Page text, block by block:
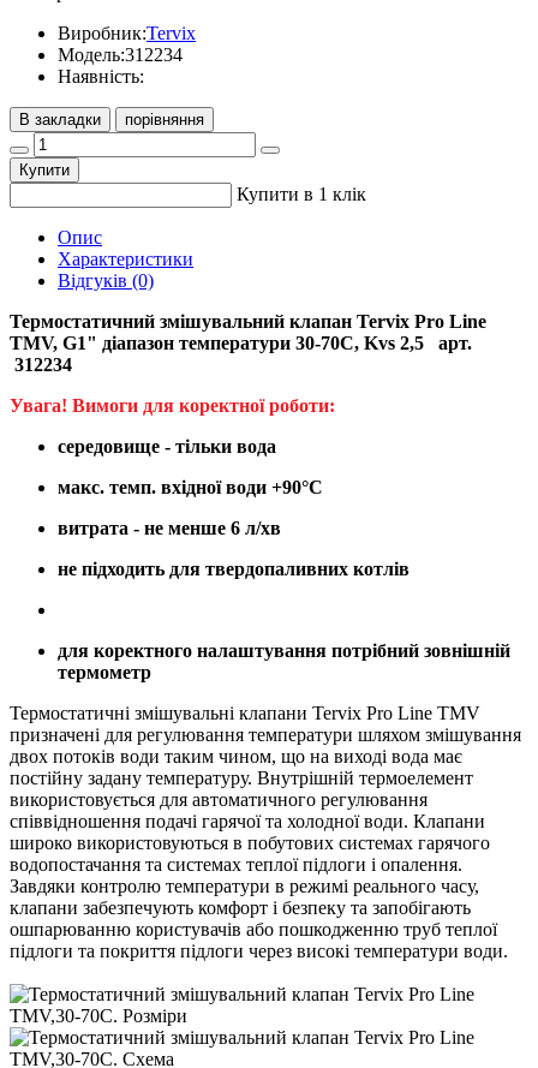
Виробник:Tervix
Модель:312234
Наявність:
В закладки порівняння
Купити
Купити в 1 клік
Опис
Характеристики
Відгуків (0)
Термостатичний змішувальний клапан Tervix Pro Line
TMV, G1" діапазон температури 30-70C, Kvs 2,5
арт.
312234
Увага! Вимоги для коректної роботи:
середовище - тільки вода
макс. темп. вхідної води +90°С
витрата - не менше 6 л/хв
не підходить для твердопаливних котлів
для коректного налаштування потрібний зовнішній
термометр
Термостатичні змішувальні клапани Tervix Pro Line TMV
призначені для регулювання температури шляхом змішування
двох потоків води таким чином, що на виході вода має
постійну задану температуру. Внутрішній термоелемент
використовується для автоматичного регулювання
співвідношення подачі гарячої та холодної води. Клапани
широко використовуються в побутових системах гарячого
водопостачання та системах теплої підлоги і опалення.
Завдяки контролю температури в режимі реального часу,
клапани забезпечують комфорт і безпеку та запобігають
ошпарюванню користувачів або пошкодженню труб теплої
підлоги та покриття підлоги через високі температури води.